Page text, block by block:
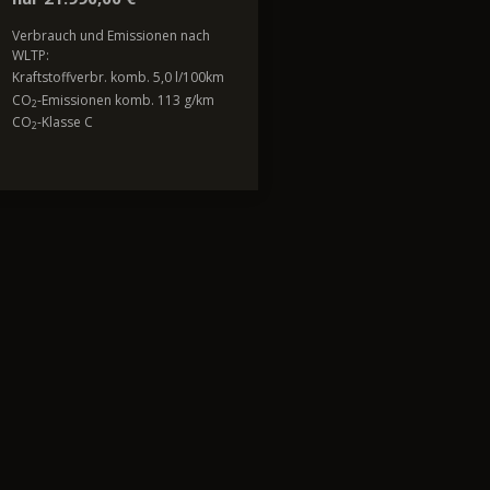
Verbrauch und Emissionen nach
WLTP:
Kraftstoffverbr. komb. 5,0 l/100km
CO2-Emissionen komb. 113 g/km
CO2-Klasse C